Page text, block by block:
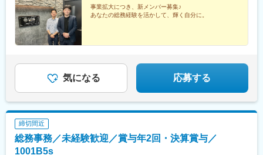
事業拡大につき、新メンバー募集♪
あなたの総務経験を活かして、輝く自分に。
気になる 応募する
締切間近
総務事務／未経験歓迎／賞与年2回・決算賞与／
1001B5s